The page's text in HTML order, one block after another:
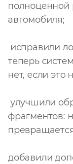
полноценной
автомобиля;
исправили
теперь
нет, если это
улучшили
фрагментов:
добавили